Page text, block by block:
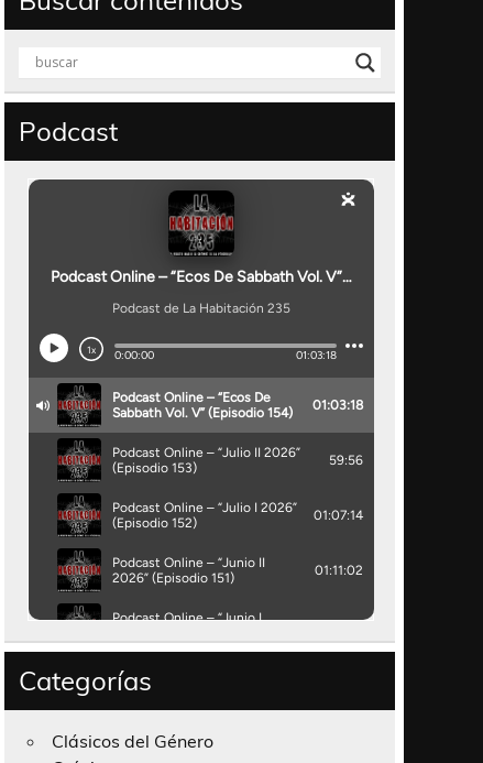
Podcast
Categorías
Clásicos del Género